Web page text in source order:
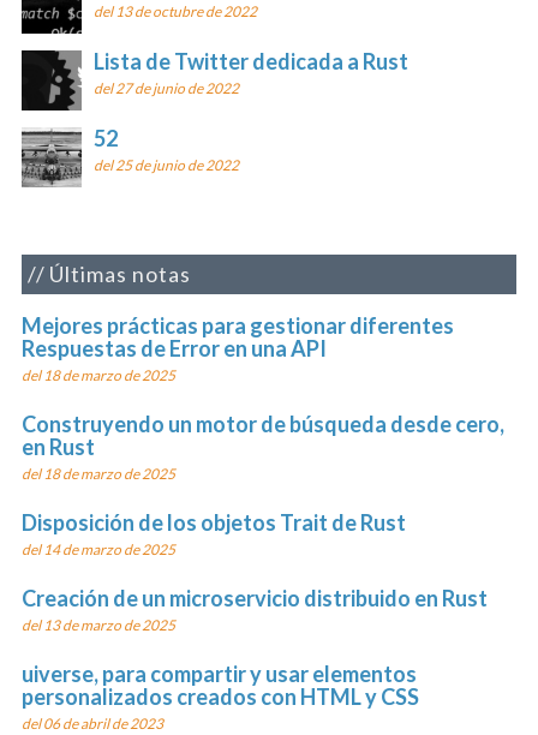
del 13 de octubre de 2022
Lista de Twitter dedicada a Rust
del 27 de junio de 2022
52
del 25 de junio de 2022
Últimas notas
Mejores prácticas para gestionar diferentes
Respuestas de Error en una API
del 18 de marzo de 2025
Construyendo un motor de búsqueda desde cero,
en Rust
del 18 de marzo de 2025
Disposición de los objetos Trait de Rust
del 14 de marzo de 2025
Creación de un microservicio distribuido en Rust
del 13 de marzo de 2025
uiverse, para compartir y usar elementos
personalizados creados con HTML y CSS
del 06 de abril de 2023